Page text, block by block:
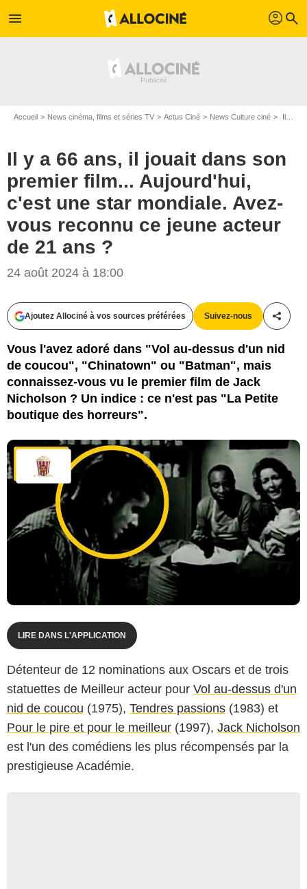
menu profil search
Accueil News cinéma, films et séries TV Actus Ciné News Culture ciné Il y a 66 ans, il jouait dans son premier film... Aujourd'hui, c'est une star mondiale. Avez-vous reconnu ce jeune acteur de 21 ans ?
Il y a 66 ans, il jouait dans son
premier film... Aujourd'hui,
c'est une star mondiale. Avez-
vous reconnu ce jeune acteur
de 21 ans ?
24 août 2024 à 18:00
Ajoutez Allociné à vos sources préférées Suivez-nous
Vous l'avez adoré dans "Vol au-dessus d'un nid
de coucou", "Chinatown" ou "Batman", mais
connaissez-vous vu le premier film de Jack
Nicholson ? Un indice : ce n'est pas "La Petite
boutique des horreurs".
LIRE DANS L'APPLICATION
Détenteur de 12 nominations aux Oscars et de trois
statuettes de Meilleur acteur pour Vol au-dessus d'un
nid de coucou (1975), Tendres passions (1983) et
Pour le pire et pour le meilleur (1997), Jack Nicholson
est l'un des comédiens les plus récompensés par la
prestigieuse Académie.